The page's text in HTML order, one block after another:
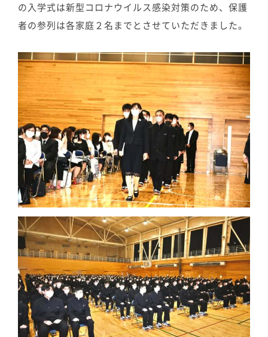
の入学式は新型コロナウイルス感染対策のため、保護
者の参列は各家庭２名までとさせていただきました。